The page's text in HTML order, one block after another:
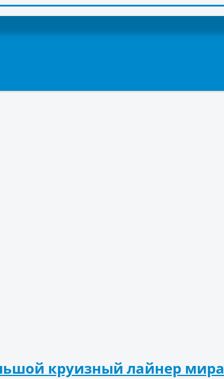
круизный лайнер мира